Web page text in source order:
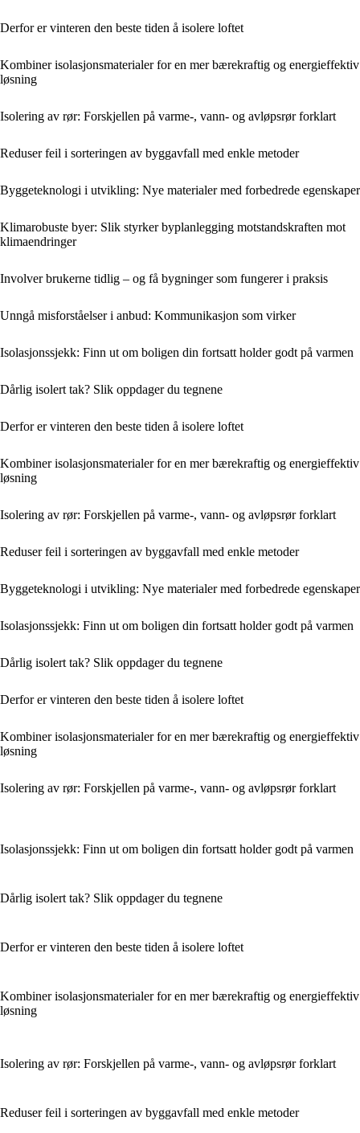
Derfor er vinteren den beste tiden å isolere loftet
Kombiner isolasjonsmaterialer for en mer bærekraftig og energieffektiv
løsning
Isolering av rør: Forskjellen på varme-, vann- og avløpsrør forklart
Reduser feil i sorteringen av byggavfall med enkle metoder
Byggeteknologi i utvikling: Nye materialer med forbedrede egenskaper
Klimarobuste byer: Slik styrker byplanlegging motstandskraften mot
klimaendringer
Involver brukerne tidlig – og få bygninger som fungerer i praksis
Unngå misforståelser i anbud: Kommunikasjon som virker
Isolasjonssjekk: Finn ut om boligen din fortsatt holder godt på varmen
Dårlig isolert tak? Slik oppdager du tegnene
Derfor er vinteren den beste tiden å isolere loftet
Kombiner isolasjonsmaterialer for en mer bærekraftig og energieffektiv
løsning
Isolering av rør: Forskjellen på varme-, vann- og avløpsrør forklart
Reduser feil i sorteringen av byggavfall med enkle metoder
Byggeteknologi i utvikling: Nye materialer med forbedrede egenskaper
Isolasjonssjekk: Finn ut om boligen din fortsatt holder godt på varmen
Dårlig isolert tak? Slik oppdager du tegnene
Derfor er vinteren den beste tiden å isolere loftet
Kombiner isolasjonsmaterialer for en mer bærekraftig og energieffektiv
løsning
Isolering av rør: Forskjellen på varme-, vann- og avløpsrør forklart
Isolasjonssjekk: Finn ut om boligen din fortsatt holder godt på varmen
Dårlig isolert tak? Slik oppdager du tegnene
Derfor er vinteren den beste tiden å isolere loftet
Kombiner isolasjonsmaterialer for en mer bærekraftig og energieffektiv
løsning
Isolering av rør: Forskjellen på varme-, vann- og avløpsrør forklart
Reduser feil i sorteringen av byggavfall med enkle metoder